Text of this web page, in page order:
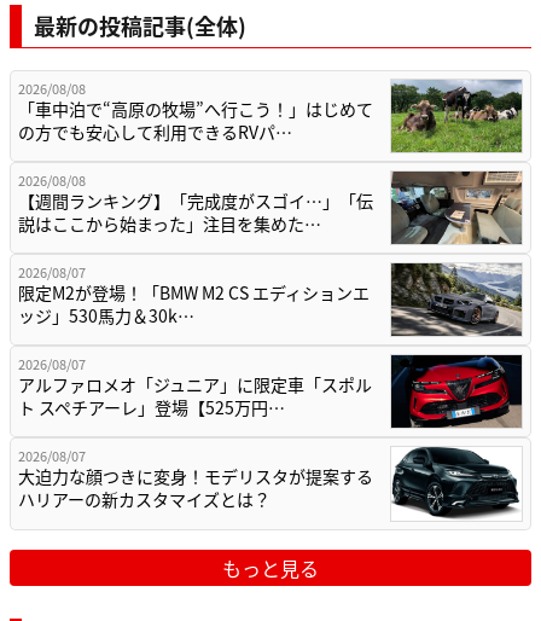
最新の投稿記事(全体)
2026/08/08
「車中泊で“高原の牧場”へ行こう！」はじめて
の方でも安心して利用できるRVパ…
2026/08/08
【週間ランキング】「完成度がスゴイ…」「伝
説はここから始まった」注目を集めた…
2026/08/07
限定M2が登場！「BMW M2 CS エディションエ
ッジ」530馬力＆30k…
2026/08/07
アルファロメオ「ジュニア」に限定車「スポル
ト スペチアーレ」登場【525万円…
2026/08/07
大迫力な顔つきに変身！モデリスタが提案する
ハリアーの新カスタマイズとは？
もっと見る